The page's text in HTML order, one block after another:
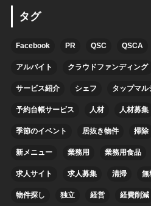
タグ
Facebook PR QSC QSCA
アルバイト クラウドファンディング
サービス紹介 シェフ タップマル
予約台帳サービス 人材 人材募集
季節のイベント 居抜き物件 掃除
新メニュー 業務用 業務用食品
求人サイト 求人募集 清掃 無
物件探し 独立 経営 経費削減